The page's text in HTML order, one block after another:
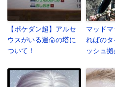
【ポケダン超】アルセ
ウスがいる運命の塔に
ついて！
マッド
ればのタ
ッシュ